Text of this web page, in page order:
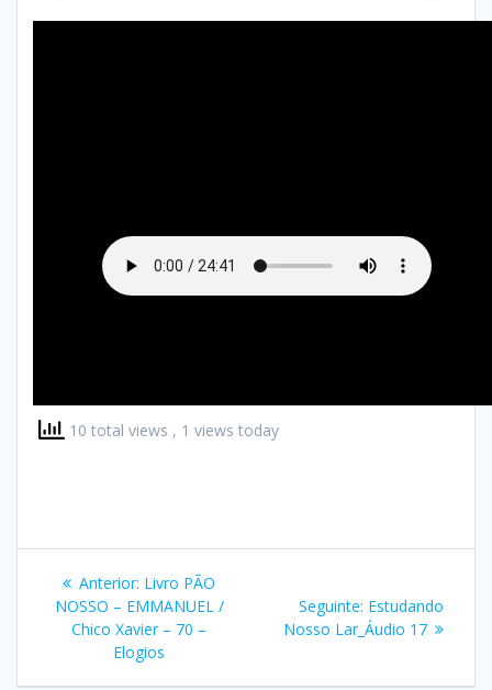
10 total views , 1 views today
Navegação
de
Anterior: Post
anterior:
Livro PÃO
NOSSO – EMMANUEL /
Chico Xavier – 70 –
Elogios
Seguinte: Post
seguinte:
Estudando
Nosso Lar_Áudio 17